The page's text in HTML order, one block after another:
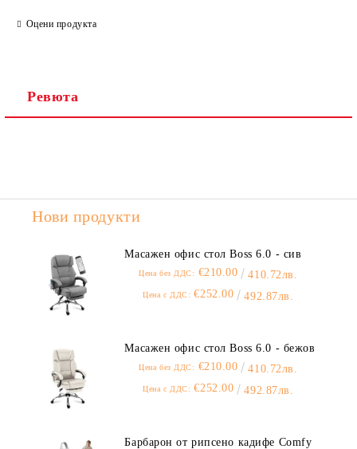
Оцени продукта
Ревюта
Нови продукти
Масажен офис стол Boss 6.0 - сив
Цена без ДДС: €210.00 410.72лв.
Цена с ДДС: €252.00 492.87лв.
Масажен офис стол Boss 6.0 - бежов
Цена без ДДС: €210.00 410.72лв.
Цена с ДДС: €252.00 492.87лв.
Барбарон от рипсено кадифе Comfy